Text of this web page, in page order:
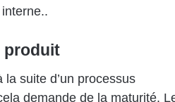
produit
suite d’un processus
demande de la maturité.